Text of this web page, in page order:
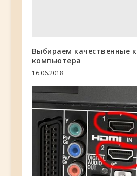
Выбираем качественные
компьютера
16.06.2018